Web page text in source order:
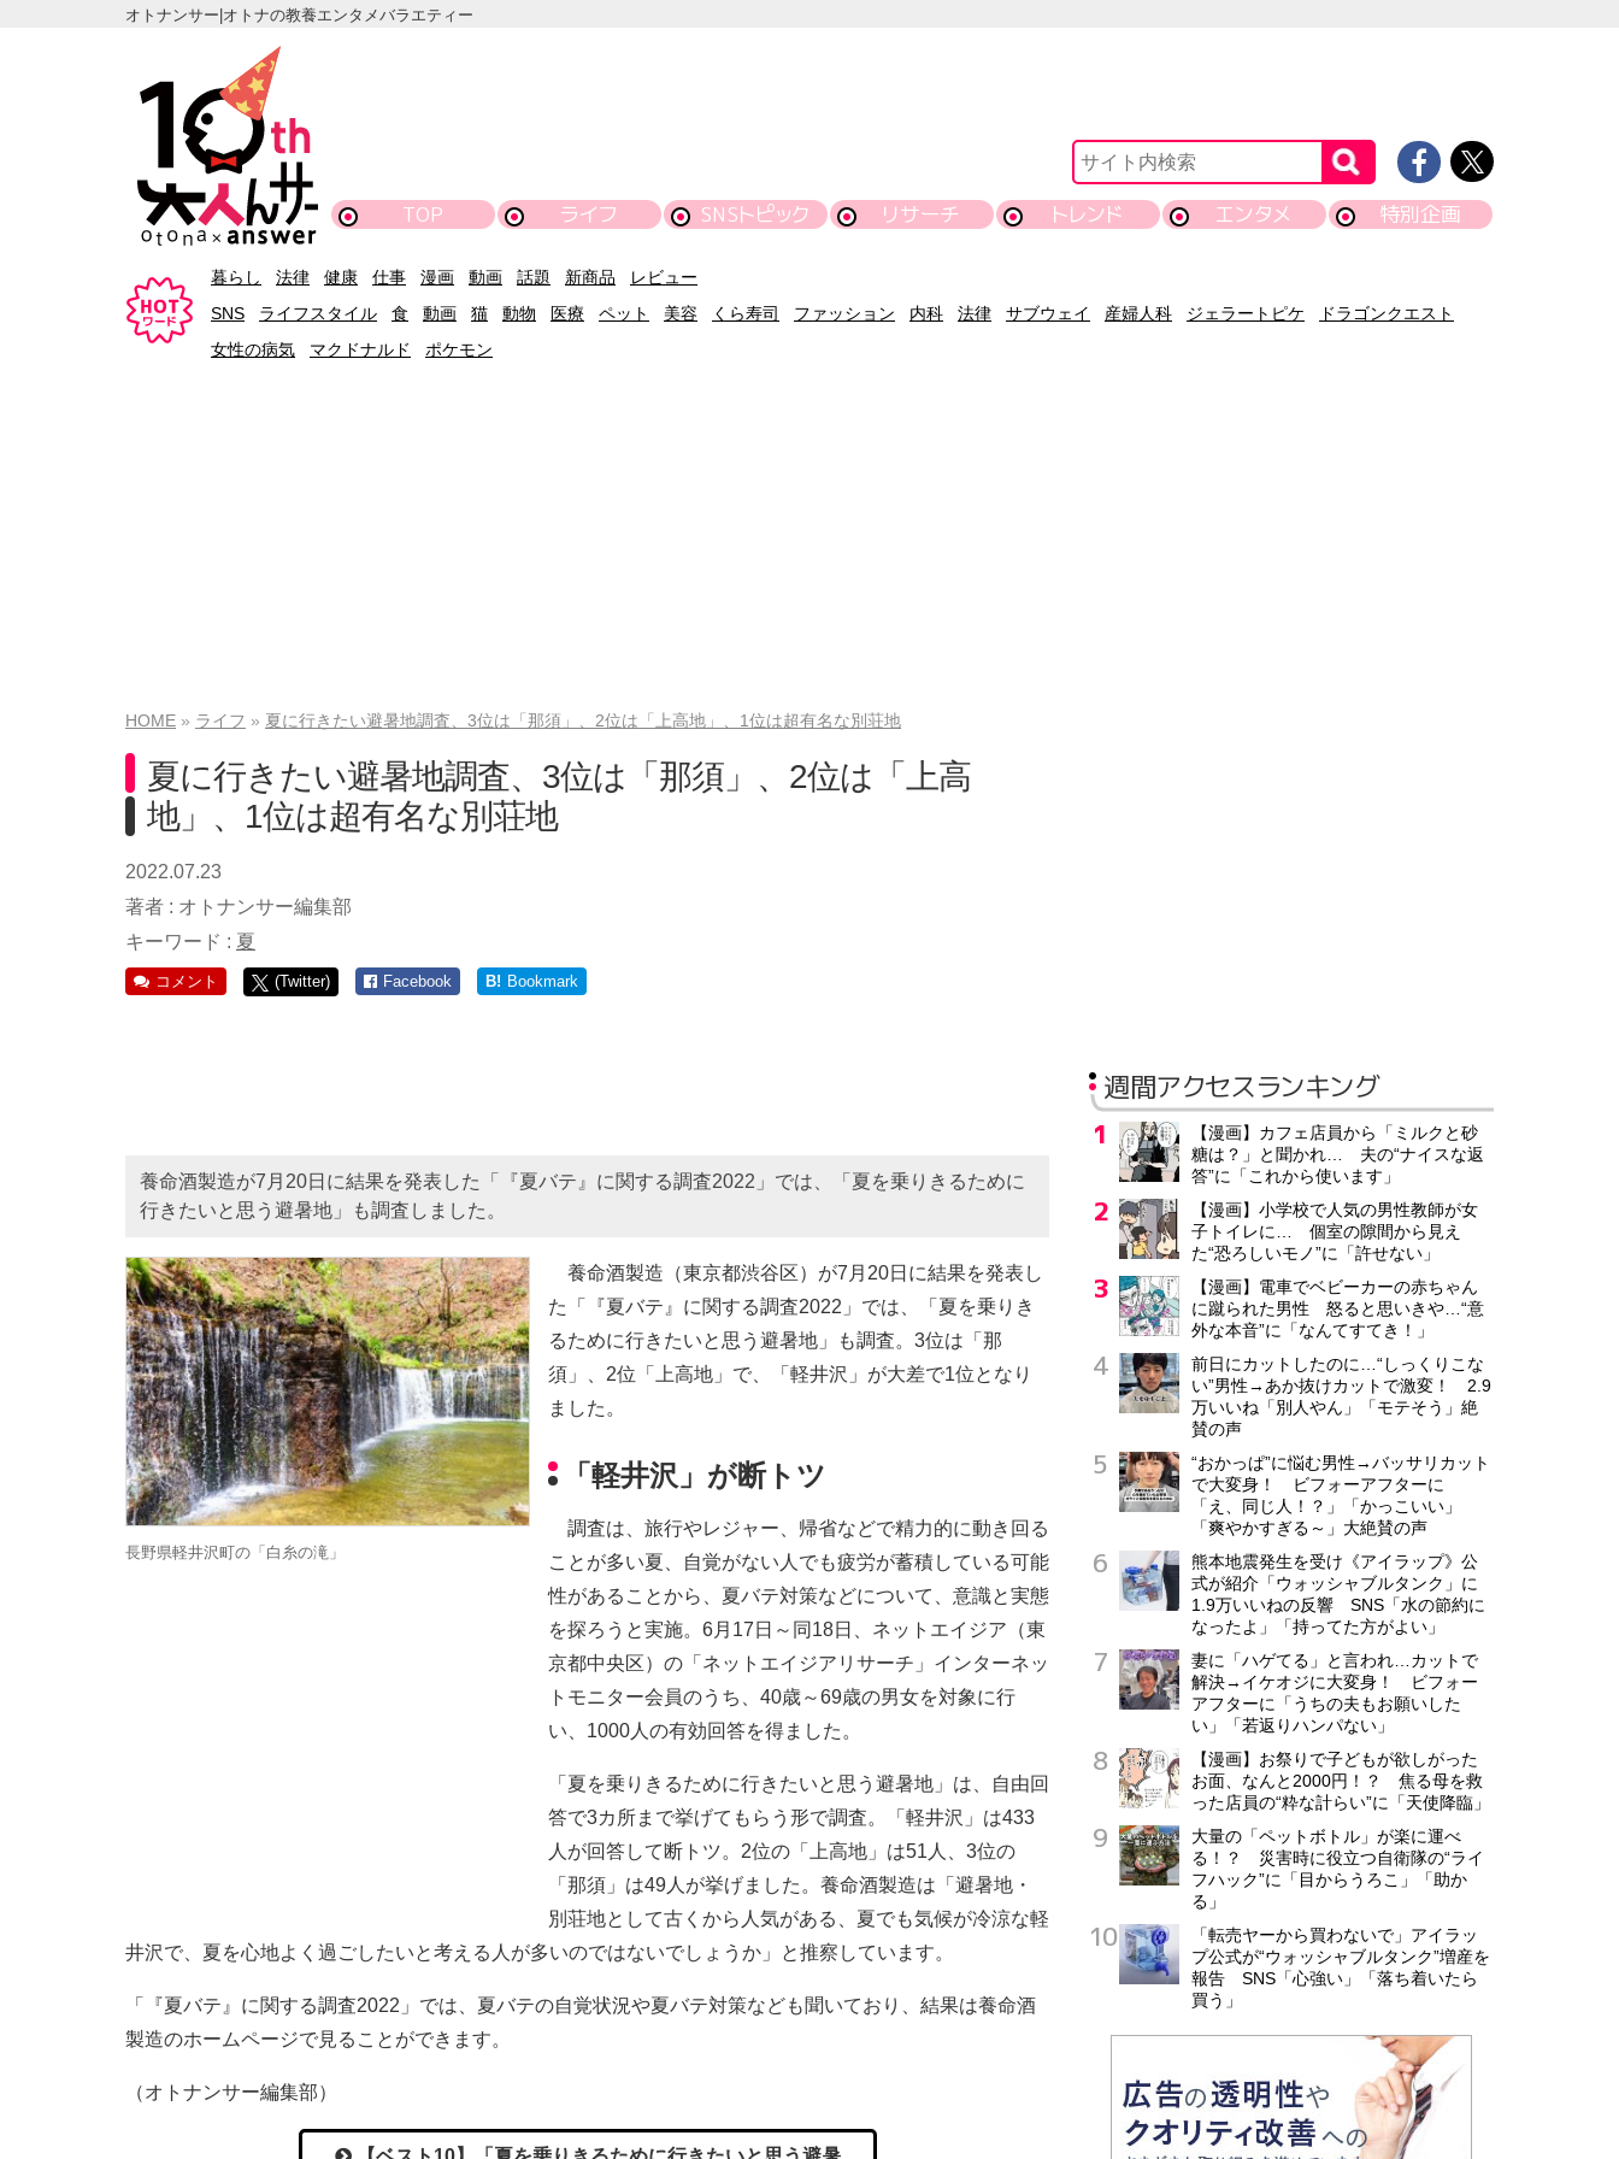
オトナンサー|オトナの教養エンタメバラエティー
TOP ライフ SNSトピック リサーチ トレンド エンタメ 特別企画
暮らし 法律 健康 仕事 漫画 動画 話題 新商品
レビュー
SNS
ライフスタイル 食 動画 猫 動物 医療 ペット 美容 くら寿司 ファッション 内科 法律 サブウェイ 産婦人科 ジェラートピケ
ドラゴンクエスト
女性の病気
マクドナルド ポケモン
HOME ライフ 夏に行きたい避暑地調査、3位は「那須」、2位は「上高地」、1位は超有名な別荘地
夏に行きたい避暑地調査、3位は「那須」、2位は「上高
地」、1位は超有名な別荘地
2022.07.23
著者 : オトナンサー編集部
キーワード : 夏
コメント (Twitter) Facebook B! Bookmark
養命酒製造が7月20日に結果を発表した「『夏バテ』に関する調査2022」では、「夏を乗りきるために
行きたいと思う避暑地」も調査しました。
長野県軽井沢町の「白糸の滝」
養命酒製造（東京都渋谷区）が7月20日に結果を発表し
た「『夏バテ』に関する調査2022」では、「夏を乗りき
るために行きたいと思う避暑地」も調査。3位は「那
須」、2位「上高地」で、「軽井沢」が大差で1位となり
ました。
「軽井沢」が断トツ
調査は、旅行やレジャー、帰省などで精力的に動き回る
ことが多い夏、自覚がない人でも疲労が蓄積している可能
性があることから、夏バテ対策などについて、意識と実態
を探ろうと実施。6月17日～同18日、ネットエイジア（東
京都中央区）の「ネットエイジアリサーチ」インターネッ
トモニター会員のうち、40歳～69歳の男女を対象に行
い、1000人の有効回答を得ました。
「夏を乗りきるために行きたいと思う避暑地」は、自由回
答で3カ所まで挙げてもらう形で調査。「軽井沢」は433
人が回答して断トツ。2位の「上高地」は51人、3位の
「那須」は49人が挙げました。養命酒製造は「避暑地・
別荘地として古くから人気がある、夏でも気候が冷涼な軽
井沢で、夏を心地よく過ごしたいと考える人が多いのではないでしょうか」と推察しています。
「『夏バテ』に関する調査2022」では、夏バテの自覚状況や夏バテ対策なども聞いており、結果は養命酒
製造のホームページで見ることができます。
（オトナンサー編集部）
週間アクセスランキング
【漫画】カフェ店員から「ミルクと砂
糖は？」と聞かれ… 夫の“ナイスな返
答”に「これから使います」
【漫画】小学校で人気の男性教師が女
子トイレに… 個室の隙間から見え
た“恐ろしいモノ”に「許せない」
【漫画】電車でベビーカーの赤ちゃん
に蹴られた男性 怒ると思いきや…“意
外な本音”に「なんてすてき！」
前日にカットしたのに…“しっくりこな
い”男性→あか抜けカットで激変！ 2.9
万いいね「別人やん」「モテそう」絶
賛の声
“おかっぱ”に悩む男性→バッサリカット
で大変身！ ビフォーアフターに
「え、同じ人！？」「かっこいい」
「爽やかすぎる～」大絶賛の声
熊本地震発生を受け《アイラップ》公
式が紹介「ウォッシャブルタンク」に
1.9万いいねの反響 SNS「水の節約に
なったよ」「持ってた方がよい」
妻に「ハゲてる」と言われ…カットで
解決→イケオジに大変身！ ビフォー
アフターに「うちの夫もお願いした
い」「若返りハンパない」
【漫画】お祭りで子どもが欲しがった
お面、なんと2000円！？ 焦る母を救
った店員の“粋な計らい”に「天使降臨」
大量の「ペットボトル」が楽に運べ
る！？ 災害時に役立つ自衛隊の“ライ
フハック”に「目からうろこ」「助か
る」
「転売ヤーから買わないで」アイラッ
プ公式が“ウォッシャブルタンク”増産を
報告 SNS「心強い」「落ち着いたら
買う」